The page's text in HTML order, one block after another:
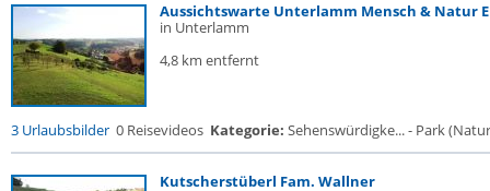
Aussichtswarte Unterlamm Mensch & Natur
in Unterlamm
4,8 km entfernt
3 Urlaubsbilder 0 Reisevideos Kategorie: Sehenswürdigke... - Park
Kutscherstüberl Fam. Wallner